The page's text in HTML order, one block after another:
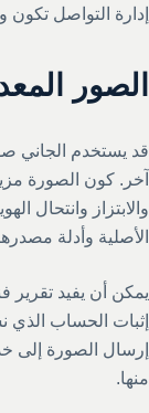
إدارة التواصل تكون
الصور
قد يستخدم الجاني
آخر. كون الصورة
والابتزاز وانتحال
الأصلية وأدلة
يمكن أن يفيد تقرير
إثبات الحساب
إرسال الصورة إلى
منها.